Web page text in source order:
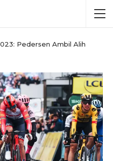
Pedersen Ambil Alih